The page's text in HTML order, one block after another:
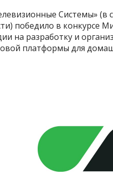
Системы» (в
победило в конкурсе
на разработку и
платформы для